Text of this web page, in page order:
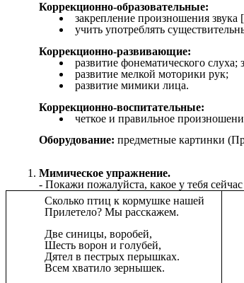
Коррекционно-образовательные:
закрепление произношения звука
учить употреблять
Коррекционно-развивающие:
развитие фонематического
развитие мелкой моторики рук;
развитие мимики лица.
Коррекционно-воспитательные:
четкое и правильное
Оборудование:предметные картинки
Мимическое упражнение.
- Покажи пожалуйста, какое у тебя
Сколько птиц к кормушке нашей
Прилетело? Мы расскажем.
Две синицы, воробей,
Шесть ворон и голубей,
Дятел в пестрых перышках.
Всем хватило зернышек.